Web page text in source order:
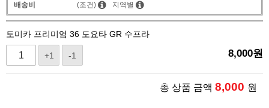
배송비 (조건) 지역별
토미카 프리미엄 36 도요타 GR 수프라
+1 -1 8,000원
총 상품 금액 8,000 원